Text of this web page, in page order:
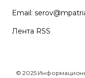
Email:
Лента RSS
© 2025